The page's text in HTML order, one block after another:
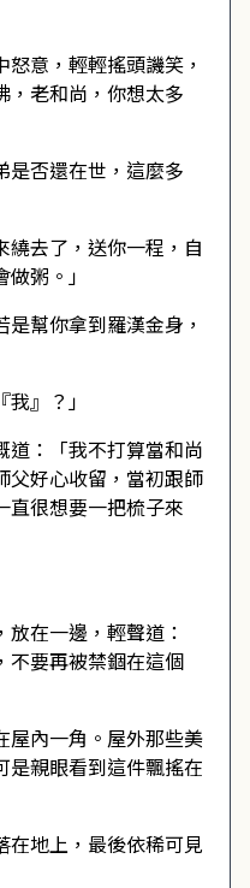
怒意，輕輕搖頭譏笑，
，老和尚，你想太多
是否還在世，這麼多
繞去了，送你一程，自
粥。」
幫你拿到羅漢金身，
』？」
道：「我不打算當和尚
父好心收留，當初跟師
直很想要一把梳子來
在一邊，輕聲道：
不要再被禁錮在這個
屋內一角。屋外那些美
是親眼看到這件飄搖在
在地上，最後依稀可見